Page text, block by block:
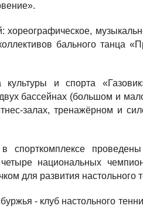
хореографическое,
бального танца
культуры и спорта
бассейнах (боль­шом и
залах, тре­нажёрном и
национальных
для развития на­стольного
- клуб на­стольного